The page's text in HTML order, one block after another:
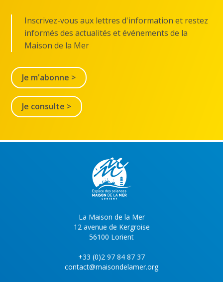
Inscrivez-vous aux lettres d'information et restez
informés des actualités et événements de la
Maison de la Mer
Je m'abonne >
Je consulte >
La Maison de la Mer
12 avenue de Kergroise
56100 Lorient
+33 (0)2 97 84 87 37
contact@maisondelamer.org